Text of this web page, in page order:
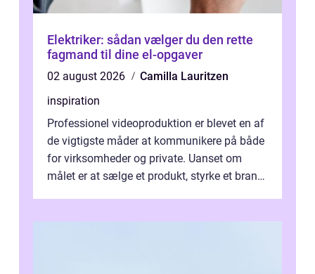
Elektriker: sådan vælger du den rette
fagmand til dine el-opgaver
02 august 2026
Camilla Lauritzen
inspiration
Professionel videoproduktion er blevet en af
de vigtigste måder at kommunikere på både
for virksomheder og private. Uanset om
målet er at sælge et produkt, styrke et brand,